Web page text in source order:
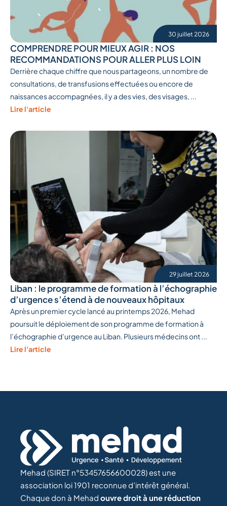
30 juillet 2026
COMPRENDRE POUR MIEUX AGIR : NOS
RECOMMANDATIONS POUR ALLER PLUS LOIN
Derrière chaque chiffre que nous partageons, un nombre de
consultations, de transfusions effectuées ou encore de
naissances accompagnées, il y a des vies, des visages, ...
Lire l'article
29 juillet 2026
Liban : le programme de formation à l’échographie
d’urgence s’étend à de nouveaux hôpitaux
Après un premier cycle lancé au printemps 2026, Mehad
poursuit le déploiement de son programme de formation à
l’échographie d’urgence au Liban. Plusieurs médecins ont ...
Lire l'article
Mehad (SIRET n°53457656600028) est une
association loi 1901 reconnue d’intérêt général.
Chaque don à Mehad ouvre droit à une réduction